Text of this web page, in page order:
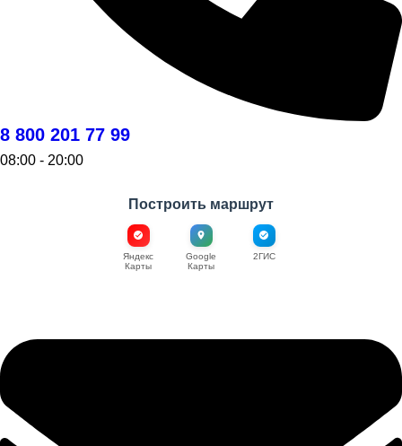
8 800 201 77 99
08:00 - 20:00
Построить маршрут
Яндекс
Карты
Google
Карты
2ГИС